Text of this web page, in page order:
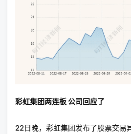
彩虹集团两连板公司回应了
22日晚，彩虹集团发布了股票交易